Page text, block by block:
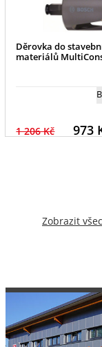
Děrovka do
materiálů
1 206 Kč 973
Zobrazit